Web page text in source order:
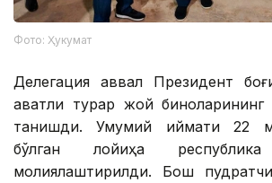
Фото: Ҳукумат
Делегация аввал Президент
қаватли турар жой биноларининг
танишди. Умумий қиймати 22
бўлган лойиҳа
молиялаштирилди. Бош